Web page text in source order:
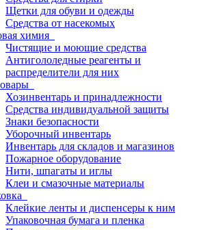
Щетки для обуви и одежды
Средства от насекомых
химия
Чистящие и моющие средства
Антигололедные реагенты и
распределители для них
Хозинвентарь и принадлежности
Средства индивидуальной защиты
Знаки безопасности
Уборочный инвентарь
Инвентарь для складов и магазинов
Пожарное оборудование
Нити, шпагаты и иглы
Клеи и смазочные материалы
Клейкие ленты и диспенсеры к ним
Упаковочная бумага и пленка